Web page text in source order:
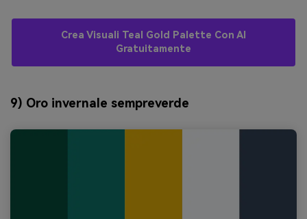
Crea Visuali Teal Gold Palette Con AI
Gratuitamente
9) Oro invernale sempreverde